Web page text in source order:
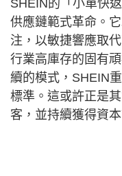
SHEIN的「小單快
供應鏈範式革命。
注，以敏捷響應取
行業高庫存的固有
續的模式，SHEIN
標準。這或許正是
客，並持續獲得資